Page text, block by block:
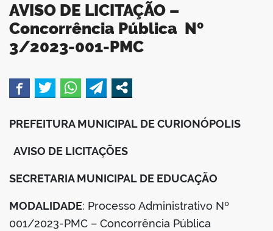
AVISO DE LICITAÇÃO –
Concorrência Pública Nº
3/2023-001-PMC
PREFEITURA MUNICIPAL DE CURIONÓPOLIS
AVISO DE LICITAÇÕES
SECRETARIA MUNICIPAL DE EDUCAÇÃO
MODALIDADE: Processo Administrativo Nº
001/2023-PMC – Concorrência Pública